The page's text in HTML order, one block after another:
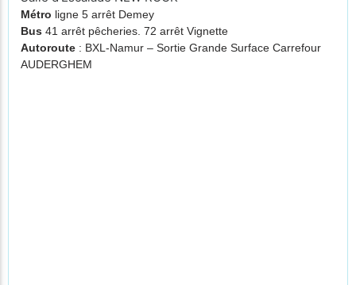
Métro ligne 5 arrêt Demey
Bus 41 arrêt pêcheries. 72 arrêt Vignette
Autoroute : BXL-Namur – Sortie Grande Surface Carrefour
AUDERGHEM